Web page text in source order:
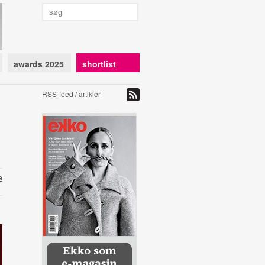
awards 2025 shortlist
RSS-feed / artikler